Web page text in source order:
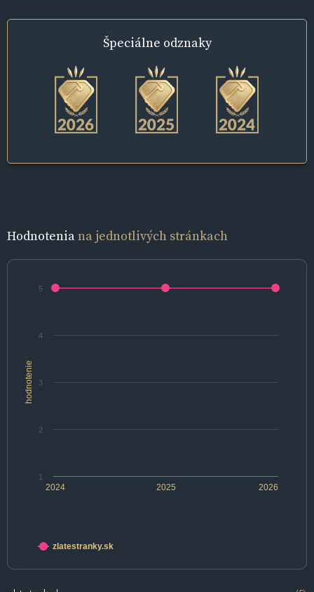
Špeciálne odznaky
Hodnoteniana jednotlivých stránkach
hodnotenie
2024 2025 2026
1
2
3
4
5
zlatestranky.sk